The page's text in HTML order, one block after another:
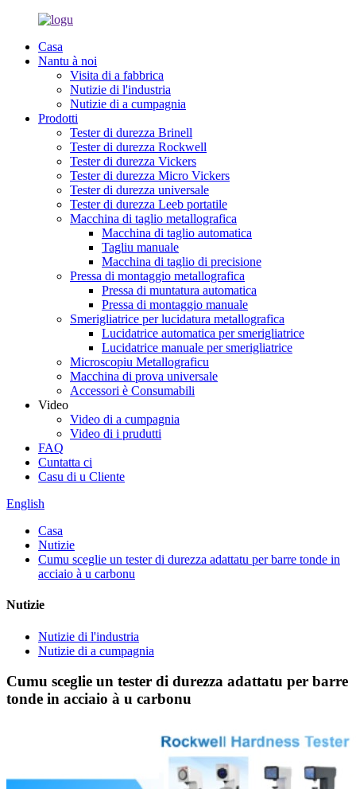
Casa
Nantu à noi
Visita di a fabbrica
Nutizie di l'industria
Nutizie di a cumpagnia
Prodotti
Tester di durezza Brinell
Tester di durezza Rockwell
Tester di durezza Vickers
Tester di durezza Micro Vickers
Tester di durezza universale
Tester di durezza Leeb portatile
Macchina di taglio metallografica
Macchina di taglio automatica
Tagliu manuale
Macchina di taglio di precisione
Pressa di montaggio metallografica
Pressa di muntatura automatica
Pressa di montaggio manuale
Smerigliatrice per lucidatura metallografica
Lucidatrice automatica per smerigliatrice
Lucidatrice manuale per smerigliatrice
Microscopiu Metallograficu
Macchina di prova universale
Accessori è Consumabili
Video
Video di a cumpagnia
Video di i prudutti
FAQ
Cuntatta ci
Casu di u Cliente
English
Casa
Nutizie
Cumu sceglie un tester di durezza adattatu per barre tonde in
acciaio à u carbonu
Nutizie
Nutizie di l'industria
Nutizie di a cumpagnia
Cumu sceglie un tester di durezza adattatu per barre
tonde in acciaio à u carbonu